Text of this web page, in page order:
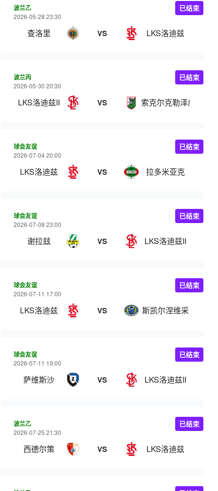
波兰乙
2026-05-28 23:30
查洛里 VS LKS洛迪兹
已结束
波兰丙
2026-05-30 20:30
LKS洛迪兹II VS 索克尔克勒泽威
已结束
球会友谊
2026-07-04 20:00
LKS洛迪兹 VS 拉多米亚克
已结束
球会友谊
2026-07-08 23:00
谢拉玆 VS LKS洛迪兹II
已结束
球会友谊
2026-07-11 17:00
LKS洛迪兹 VS 斯凯尔涅维采
已结束
球会友谊
2026-07-11 19:00
萨维斯沙 VS LKS洛迪兹II
已结束
波兰乙
2026-07-25 21:30
西德尔策 VS LKS洛迪兹
已结束